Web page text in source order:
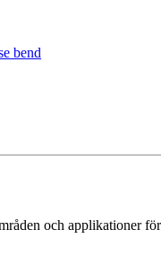
och applikationer